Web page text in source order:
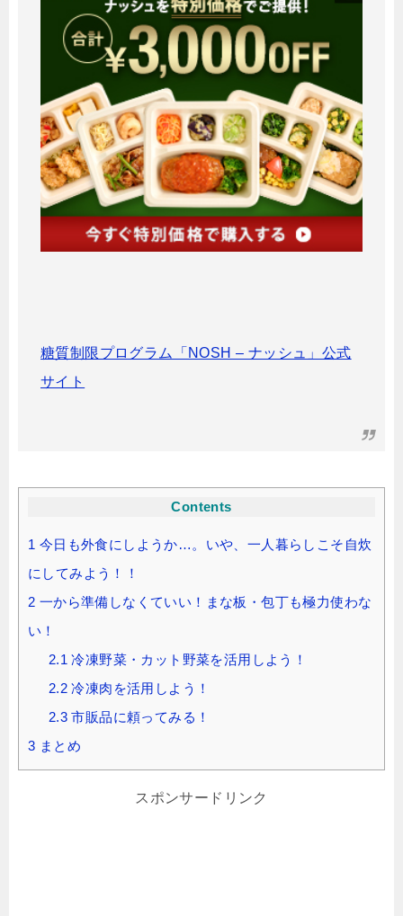
糖質制限プログラム「NOSH – ナッシュ」公式
サイト
Contents
1 今日も外食にしようか…。いや、一人暮らしこそ自炊
にしてみよう！！
2 一から準備しなくていい！まな板・包丁も極力使わな
い！
2.1 冷凍野菜・カット野菜を活用しよう！
2.2 冷凍肉を活用しよう！
2.3 市販品に頼ってみる！
3 まとめ
スポンサードリンク